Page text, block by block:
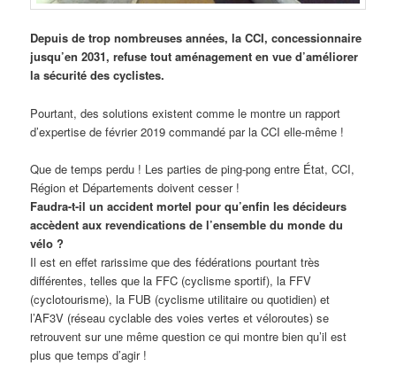
Depuis de trop nombreuses années, la CCI, concessionnaire
jusqu’en 2031, refuse tout aménagement en vue d’améliorer
la sécurité des cyclistes.
Pourtant, des solutions existent comme le montre un rapport
d’expertise de février 2019 commandé par la CCI elle-même !
Que de temps perdu ! Les parties de ping-pong entre État, CCI,
Région et Départements doivent cesser !
Faudra-t-il un accident mortel pour qu’enfin les décideurs
accèdent aux revendications de l’ensemble du monde du
vélo ?
Il est en effet rarissime que des fédérations pourtant très
différentes, telles que la FFC (cyclisme sportif), la FFV
(cyclotourisme), la FUB (cyclisme utilitaire ou quotidien) et
l’AF3V (réseau cyclable des voies vertes et véloroutes) se
retrouvent sur une même question ce qui montre bien qu’il est
plus que temps d’agir !